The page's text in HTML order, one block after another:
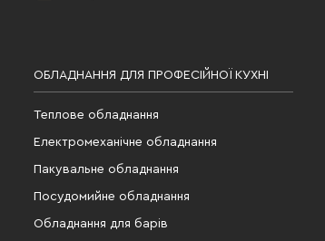
ОБЛАДНАННЯ ДЛЯ ПРОФЕСІЙНОЇ КУХНІ
Теплове обладнання
Електромеханічне обладнання
Пакувальне обладнання
Посудомийне обладнання
Обладнання для барів